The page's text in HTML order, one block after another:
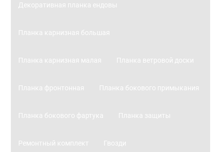
Декоративная планка ендовы
Планка карнизная большая
Планка карнизная малая Планка ветровой доски
Планка фронтонная Планка бокового примыкания
Планка бокового фартука Планка защиты
Ремонтный комплект Гвозди